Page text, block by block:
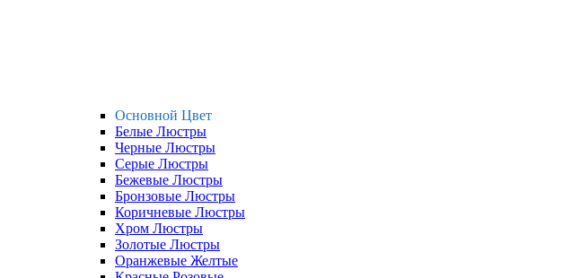
Основной Цвет
Белые Люстры
Черные Люстры
Серые Люстры
Бежевые Люстры
Бронзовые Люстры
Коричневые Люстры
Хром Люстры
Золотые Люстры
Оранжевые Желтые